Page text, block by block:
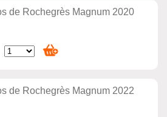
de Rochegrès Magnum 2020
de Rochegrès Magnum 2022